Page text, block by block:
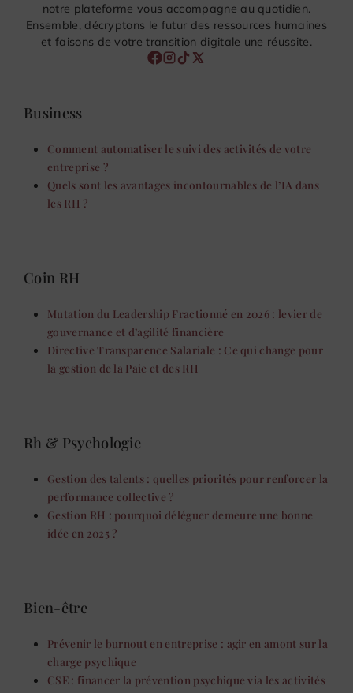
notre plateforme vous accompagne au quotidien.
Ensemble, décryptons le futur des ressources humaines
et faisons de votre transition digitale une réussite.
Business
Comment automatiser le suivi des activités de votre
entreprise ?
Quels sont les avantages incontournables de l’IA dans
les RH ?
Coin RH
Mutation du Leadership Fractionné en 2026 : levier de
gouvernance et d’agilité financière
Directive Transparence Salariale : Ce qui change pour
la gestion de la Paie et des RH
Rh & Psychologie
Gestion des talents : quelles priorités pour renforcer la
performance collective ?
Gestion RH : pourquoi déléguer demeure une bonne
idée en 2025 ?
Bien-être
Prévenir le burnout en entreprise : agir en amont sur la
charge psychique
CSE : financer la prévention psychique via les activités